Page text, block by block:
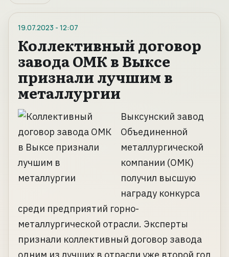
19.07.2023 - 12:07
Коллективный договор
завода ОМК в Выксе
признали лучшим в
металлургии
Выксунский завод
Объединенной
металлургической
компании (ОМК)
получил высшую
награду конкурса
среди предприятий горно-
металлургической отрасли. Эксперты
признали коллективный договор завода